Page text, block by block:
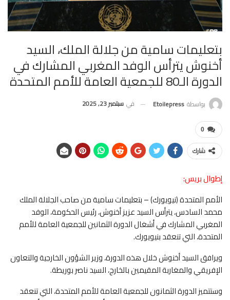
بتعليمات سامية من جلالة الملك، السيد
أخنوش يترأس الوفد المغربي المشارك في
الدورة الـ80 للجمعية العامة للأمم المتحدة
بواسطة Etoilepress في سبتمبر 23, 2025
0
شارك
إطوال بريس:
الأمم المتحدة (نيويورك) – بتعليمات سامية من صاحب الجلالة الملك
محمد السادس، يترأس السيد عزيز أخنوش، رئيس الحكومة، الوفد
المغربي المشارك في أشغال الدورة الثمانين للجمعية العامة للأمم
المتحدة، التي تنعقد بنيويورك.
ويرافق السيد أخنوش خلال هذه الدورة، وزير الشؤون الخارجية والتعاون
الإفريقي والمغاربة المقيمين بالخارج، السيد ناصر بوريطة.
وستتميز الدورة الثمانون للجمعية العامة للأمم المتحدة، التي تنعقد